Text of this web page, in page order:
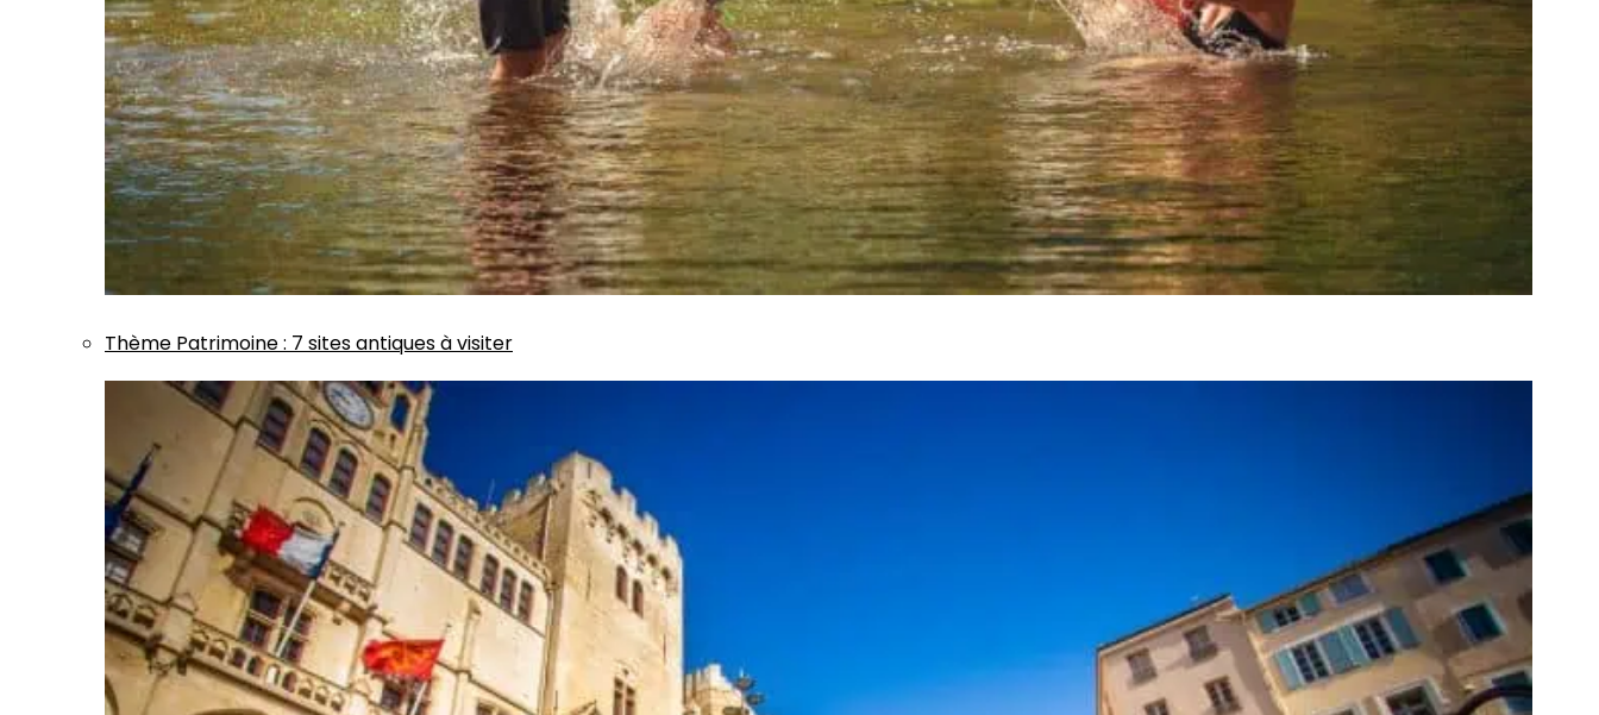
Thème Patrimoine: 7 sites antiques à visiter